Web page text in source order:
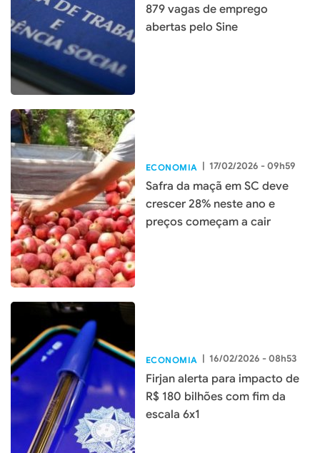
879 vagas de emprego
abertas pelo Sine
ECONOMIA | 17/02/2026 - 09h59
Safra da maçã em SC deve
crescer 28% neste ano e
preços começam a cair
ECONOMIA | 16/02/2026 - 08h53
Firjan alerta para impacto de
R$ 180 bilhões com fim da
escala 6x1